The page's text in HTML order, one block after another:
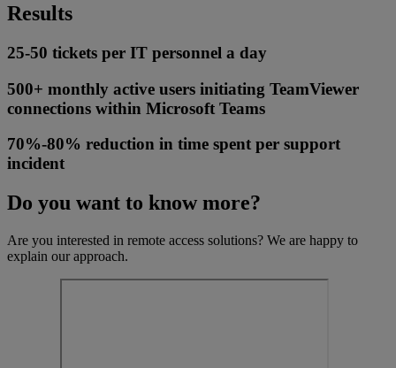
Results
25-50 tickets per IT personnel a day
500+ monthly active users initiating TeamViewer
connections within Microsoft Teams
70%-80% reduction in time spent per support
incident
Do you want to know more?
Are you interested in remote access solutions? We are happy to
explain our approach.